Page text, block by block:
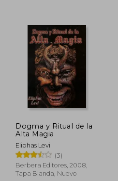
5%
dcto.
Dogma y Ritual de la
Alta Magia
Eliphas Levi
(3)
Berbera Editores, 2008,
Tapa Blanda, Nuevo